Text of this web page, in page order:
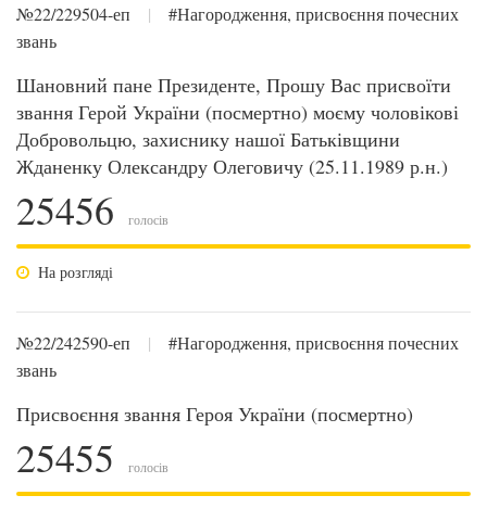
№22/229504-еп |
#Нагородження, присвоєння почесних
звань
Шановний пане Президенте, Прошу Вас присвоїти
звання Герой України (посмертно) моєму чоловікові
Добровольцю, захиснику нашої Батьківщини
Жданенку Олександру Олеговичу (25.11.1989 р.н.)
25456 голосів
На розгляді
№22/242590-еп |
#Нагородження, присвоєння почесних
звань
Присвоєння звання Героя України (посмертно)
25455 голосів